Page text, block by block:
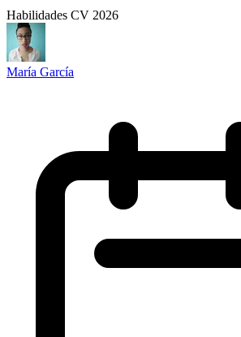
Habilidades CV 2026
María García